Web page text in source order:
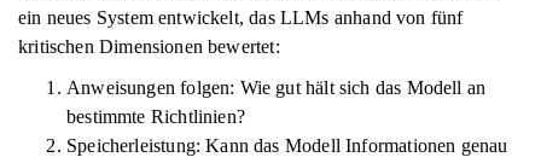
ein neues System entwickelt, das LLMs anhand von fünf
kritischen Dimensionen bewertet:
Anweisungen folgen: Wie gut hält sich das Modell an
bestimmte Richtlinien?
Speicherleistung: Kann das Modell Informationen genau